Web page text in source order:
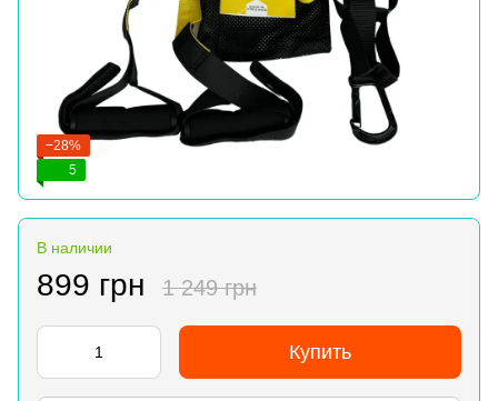
−28%
5
В наличии
899 грн 1 249 грн
Купить